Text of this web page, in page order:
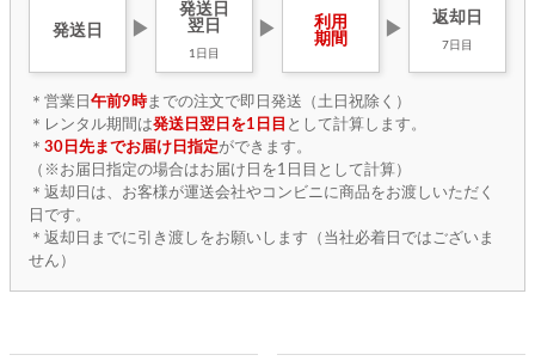
発送日 ▶
発送日
翌日
1日目
▶
利用
期間
▶
返却日
7日目
＊営業日 午前9時までの注文で即日発送（土日祝除く）
＊レンタル期間は発送日翌日を1日目 として計算します。
＊ 30日先までお届け日指定ができます。
（※お届日指定の場合はお届け日を1日目として計算）
＊返却日は、お客様が運送会社やコンビニに商品をお渡しいただく
日です。
＊返却日までに引き渡しをお願いします（当社必着日ではございま
せん）